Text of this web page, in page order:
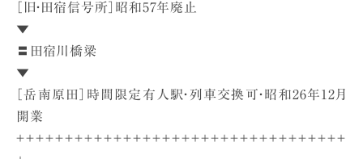
［旧・田宿信号所］昭和57年廃止
▼
〓田宿川橋梁
▼
［岳南原田］時間限定有人駅・列車交換可・昭和26年12月
開業
＋＋＋＋＋＋＋＋＋＋＋＋＋＋＋＋＋＋＋＋＋＋＋＋＋＋＋＋＋＋＋＋＋＋